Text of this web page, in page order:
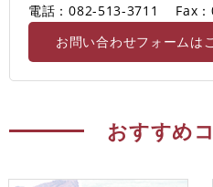
電話：082-513-3711
Fax
お問い合わせフォームは
おすすめ